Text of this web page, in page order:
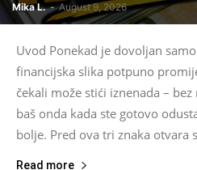
Mika L. - August 9, 2026
Uvod Ponekad je dovoljan
financijska slika potpuno
čekali može stići iznenada –
baš onda kada ste gotovo
bolje. Pred ova tri znaka otvara
Read more